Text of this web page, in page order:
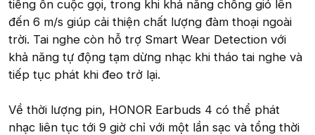
tiếng ồn cuộc gọi, trong khi khả năng chống gió lên
đến 6 m/s giúp cải thiện chất lượng đàm thoại ngoài
trời. Tai nghe còn hỗ trợ Smart Wear Detection với
khả năng tự động tạm dừng nhạc khi tháo tai nghe và
tiếp tục phát khi đeo trở lại.
Về thời lượng pin, HONOR Earbuds 4 có thể phát
nhạc liên tục tới 9 giờ chỉ với một lần sạc và tổng thời